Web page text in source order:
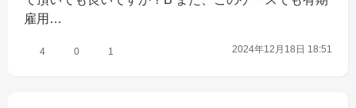
雇用…
4 0 1 2024年12月18日 18:51